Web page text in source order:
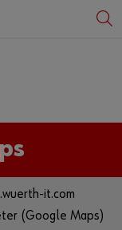
it.com
(Google Maps)